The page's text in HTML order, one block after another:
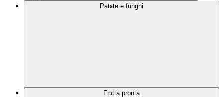
Patate e funghi
Frutta pronta